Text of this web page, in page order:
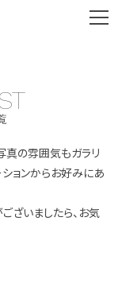
メ
ニ
ー
真の雰囲気もガラリ
ションからお好みにあ
ざいましたら、お気